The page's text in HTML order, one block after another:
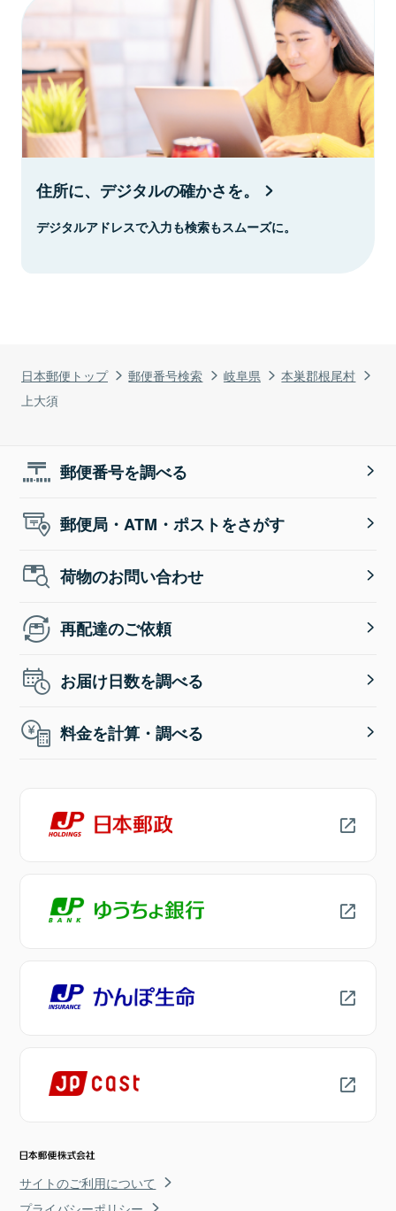
日本郵便トップ 郵便番号検索 岐阜県
本巣郡根尾村
上大須
住所に、デジタルの確かさを。
デジタルアドレスで入力も検索もスムーズに。
郵便番号を調べる
郵便局・ATM・ポストをさがす
荷物のお問い合わせ
再配達のご依頼
お届け日数を調べる
料金を計算・調べる
サイトのご利用について